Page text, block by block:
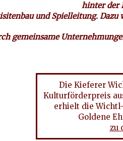
hinter der
und Spielleitung. Dazu
gemeinsame
Die Kieferer
Kulturförderpreis
erhielt die
Goldene
zu